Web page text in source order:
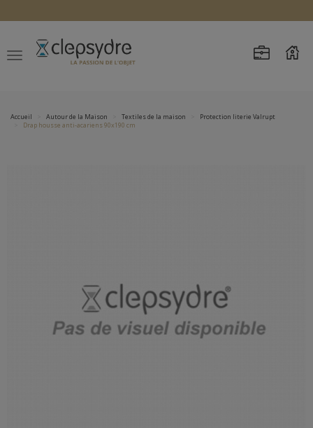
Accueil Autour de la Maison Textiles de la maison
Protection literie Valrupt
Drap housse anti-acariens 90x190 cm